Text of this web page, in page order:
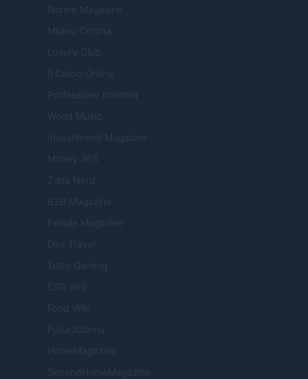
Nonne Magazine
Milano Cortina
Luxury Club
Il Calcio Online
Professione mamma
World Music
Investimenti Magazine
Money 365
Zona Nerd
B2B Magazine
People Magazine
Day Travel
Tutto Gaming
ESG 365
Food Wiki
FuturoDonna
HomeMagazine
SecondHomeMagazine